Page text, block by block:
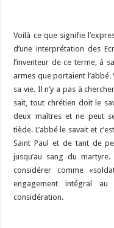
Voilà ce que signifie
d’une interprétation des
l’inventeur de ce terme, à
armes que portaient
sa vie. Il n’y a pas à
sait, tout chrétien doit le
deux maîtres et ne peut
tiède. L’abbé le savait et
Saint Paul et de tant de
jusqu’au sang du
considérer comme
engagement intégral
considération.